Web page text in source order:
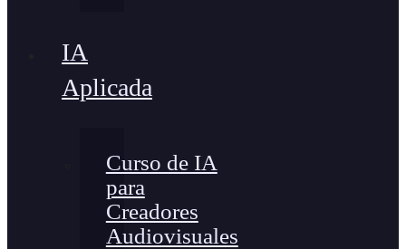
IA
Aplicada
Curso de IA
para
Creadores
Audiovisuales